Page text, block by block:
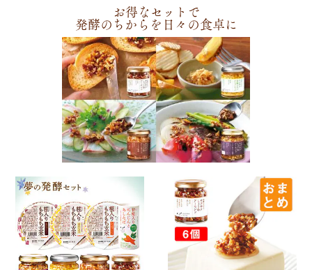
お得なセットで
発酵のちからを日々の食卓に